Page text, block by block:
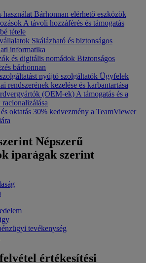
használat Bárhonnan elérhető eszközök
A távoli hozzáférés és támogatás
tétele
Skálázható és biztonságos
informatika
és digitális nomádok Biztonságos
bárhonnan
nyújtó szolgáltatók Ügyfelek
rendszerének kezelése és karbantartása
(OEM-ek) A támogatás és a
oktatás 30% kedvezmény a TeamViewer
Népszerű
iparágak szerint
tevékenység
értékesítési